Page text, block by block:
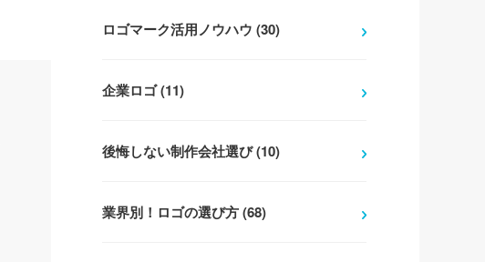
ロゴマーク活用ノウハウ (30)
企業ロゴ (11)
後悔しない制作会社選び (10)
業界別！ロゴの選び方 (68)